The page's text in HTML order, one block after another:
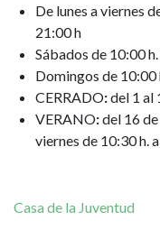
De lunes a viernes
21:00 h
Sábados de 10:00
Domingos de 10:00
CERRADO:del 1 al
VERANO:del 16
viernes de 10:30 h.
Casa de la Juventud